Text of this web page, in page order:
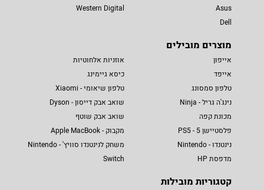
Asus
Dell
Western Digital
מוצרים מובילים
אייפון
אייפד
טלפון סמסונג
נינג'ה גריל - Ninja
מכונת קפה
פלסטיישן 5 - PS5
נינטנדו - Nintendo
מדפסת HP
אוזניות אלחוטיות
כיסא גיימינג
טלפון שיאומי - Xiaomi
שואב אבק דייסון - Dyson
שואב אבק שוטף
מקבוק - Apple MacBook
משחק לנינטנדו סוויץ' - Nintendo
Switch
קטגוריות מובילות